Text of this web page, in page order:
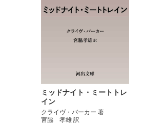
ミッドナイト・ミートトレ
イン
クライヴ・バーカー 著
宮脇 孝雄 訳